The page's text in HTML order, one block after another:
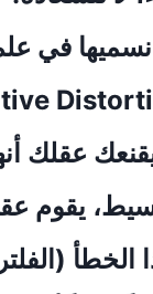
في
عقلك
يقوم عقلك